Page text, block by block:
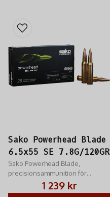
Sako Powerhead Blade
6.5x55 SE 7.8G/120GR
Sako Powerhead Blade,
precisionsammunition för
jägaren som kräver hög kvalitet
och effektivitet vid jakt.
1 239 kr